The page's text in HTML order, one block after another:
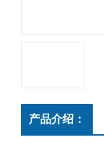
产品介绍：